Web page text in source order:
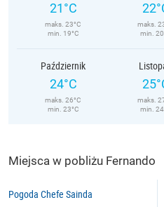
21°C
maks. 23°C
min. 19°C
maks.
min.
Październik
24°C
maks. 26°C
min. 23°C
maks.
min.
Miejsca w pobliżu Fernando
Pogoda Chefe Sainda